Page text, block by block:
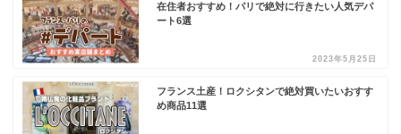
在住者おすすめ！パリで絶対に行きたい人気デパ
ート6選
2023年5月25日
フランス土産！ロクシタンで絶対買いたいおすす
め商品11選